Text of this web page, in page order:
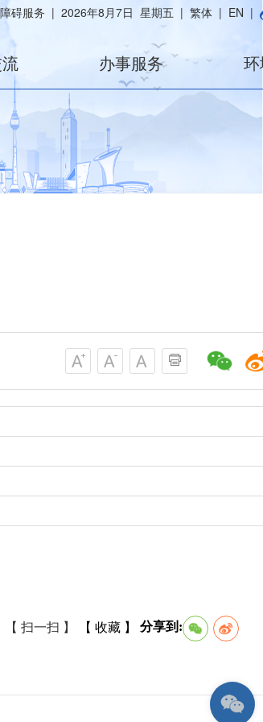
碍服务 | 2026年8月7日 星期五 | 繁体 | EN |
办事服务
【 扫一扫 】 【 收藏 】 分享到: